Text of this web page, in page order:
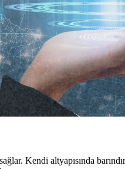
Kendi altyapısında